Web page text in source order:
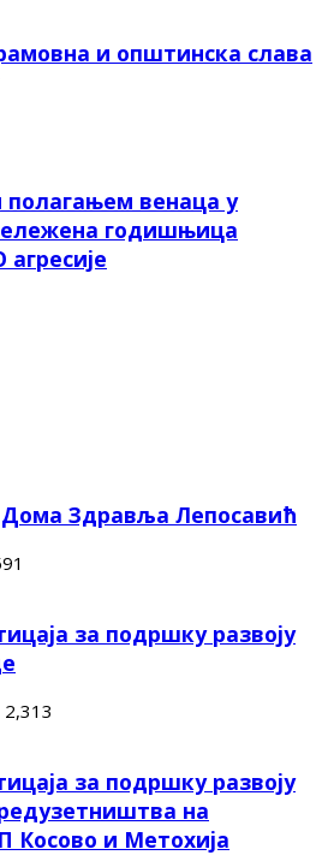
и општинска слава
полагањем венаца у
годишњица
Здравља Лепосавић
за подршку развоју
2,313
за подршку развоју
на
Косово и Метохија